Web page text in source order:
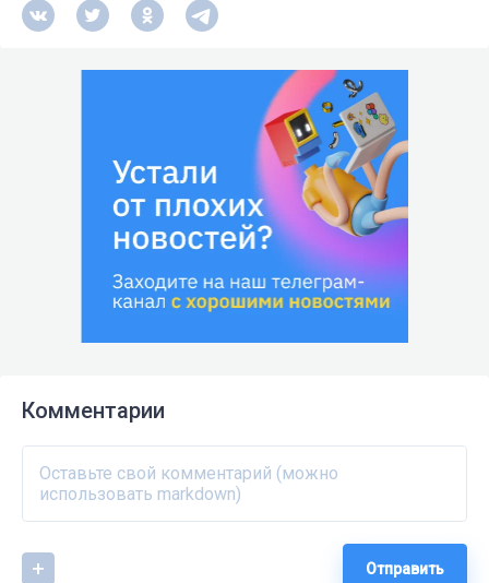
Комментарии
Отправить